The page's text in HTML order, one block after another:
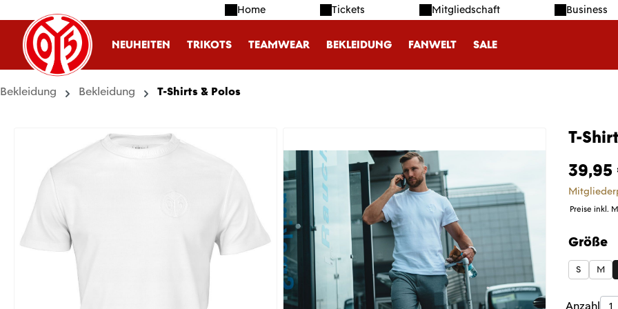
Hauptinhalt springen
Zur Suche springen
Zur Hauptnavigation springen Home Tickets Mitgliedschaft Business
NEUHEITEN TRIKOTS TEAMWEAR BEKLEIDUNG FANWELT SALE
Bekleidung Bekleidung T-Shirts & Polos
T-
39,95
Preise inkl.
Größe
S M
Anzahl